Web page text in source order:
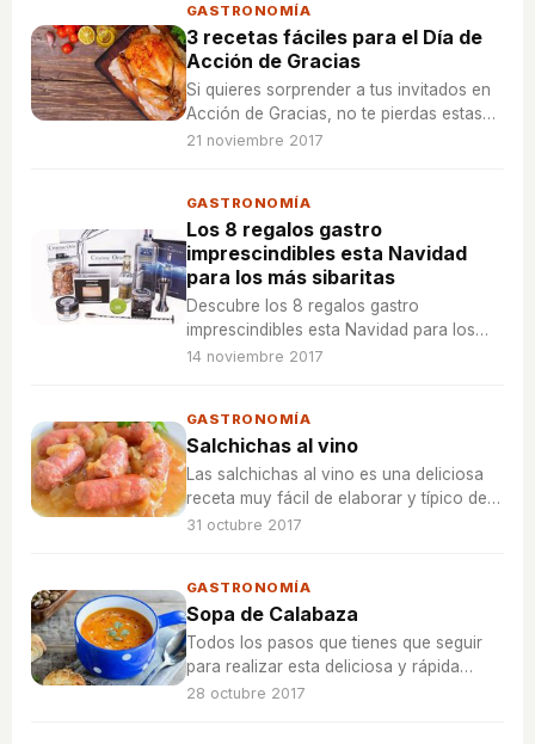
GASTRONOMÍA
3 recetas fáciles para el Día de
Acción de Gracias
Si quieres sorprender a tus invitados en
Acción de Gracias, no te pierdas estas
tres fáciles recetas.
21 noviembre 2017
GASTRONOMÍA
Los 8 regalos gastro
imprescindibles esta Navidad
para los más sibaritas
Descubre los 8 regalos gastro
imprescindibles esta Navidad para los
más sibaritas, ¿cuál escoges?
14 noviembre 2017
GASTRONOMÍA
Salchichas al vino
Las salchichas al vino es una deliciosa
receta muy fácil de elaborar y típico de
la gastronomía española.
31 octubre 2017
GASTRONOMÍA
Sopa de Calabaza
Todos los pasos que tienes que seguir
para realizar esta deliciosa y rápida
crema de calabaza.
28 octubre 2017